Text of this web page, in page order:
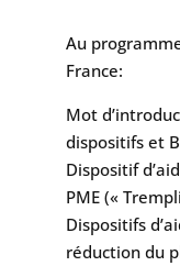
Au
France:
Mot
dispositifs et
Dispositif
PME («
Dispositifs
réduction du